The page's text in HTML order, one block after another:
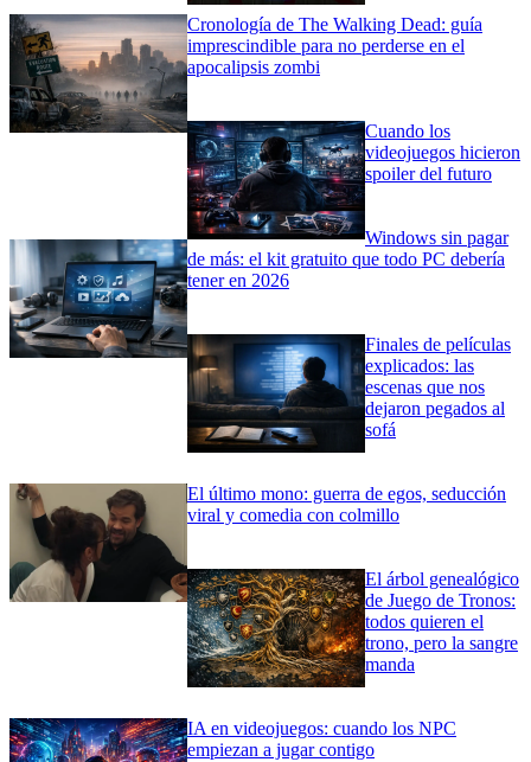
Cronología de The Walking Dead: guía
imprescindible para no perderse en el
apocalipsis zombi
Cuando los
videojuegos hicieron
spoiler del futuro
Windows sin pagar
de más: el kit gratuito que todo PC debería
tener en 2026
Finales de películas
explicados: las
escenas que nos
dejaron pegados al
sofá
El último mono: guerra de egos, seducción
viral y comedia con colmillo
El árbol genealógico
de Juego de Tronos:
todos quieren el
trono, pero la sangre
manda
IA en videojuegos: cuando los NPC
empiezan a jugar contigo